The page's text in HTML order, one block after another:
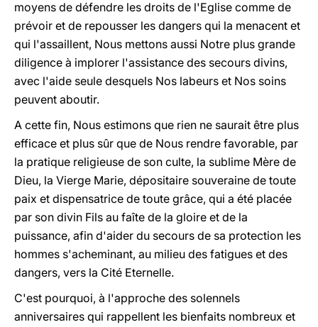
moyens de défendre les droits de l'Eglise comme de
prévoir et de repousser les dangers qui la menacent et
qui l'assaillent, Nous mettons aussi Notre plus grande
diligence à implorer l'assistance des secours divins,
avec l'aide seule desquels Nos labeurs et Nos soins
peuvent aboutir.
A cette fin, Nous estimons que rien ne saurait être plus
efficace et plus sûr que de Nous rendre favorable, par
la pratique religieuse de son culte, la sublime Mère de
Dieu, la Vierge Marie, dépositaire souveraine de toute
paix et dispensatrice de toute grâce, qui a été placée
par son divin Fils au faîte de la gloire et de la
puissance, afin d'aider du secours de sa protection les
hommes s'acheminant, au milieu des fatigues et des
dangers, vers la Cité Eternelle.
C'est pourquoi, à l'approche des solennels
anniversaires qui rappellent les bienfaits nombreux et